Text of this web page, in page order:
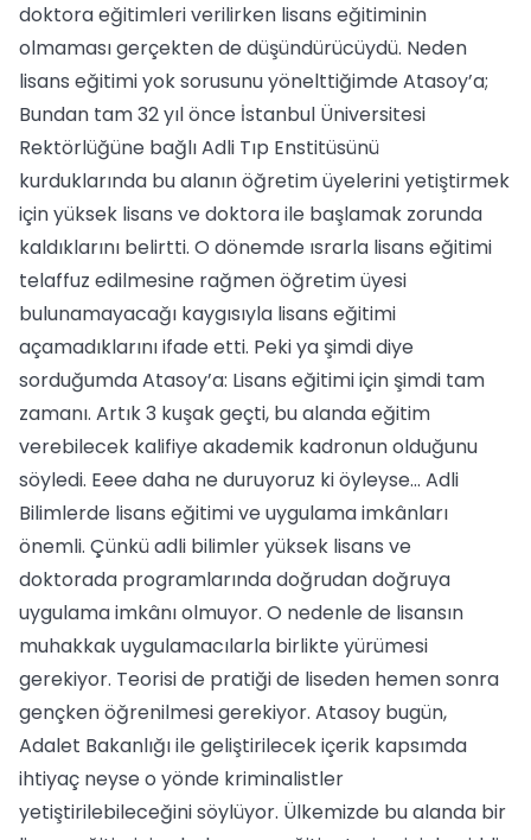
doktora eğitimleri verilirken lisans eğitiminin
olmaması gerçekten de düşündürücüydü. Neden
lisans eğitimi yok sorusunu yönelttiğimde Atasoy’a;
Bundan tam 32 yıl önce İstanbul Üniversitesi
Rektörlüğüne bağlı Adli Tıp Enstitüsünü
kurduklarında bu alanın öğretim üyelerini yetiştirmek
için yüksek lisans ve doktora ile başlamak zorunda
kaldıklarını belirtti. O dönemde ısrarla lisans eğitimi
telaffuz edilmesine rağmen öğretim üyesi
bulunamayacağı kaygısıyla lisans eğitimi
açamadıklarını ifade etti. Peki ya şimdi diye
sorduğumda Atasoy’a: Lisans eğitimi için şimdi tam
zamanı. Artık 3 kuşak geçti, bu alanda eğitim
verebilecek kalifiye akademik kadronun olduğunu
söyledi. Eeee daha ne duruyoruz ki öyleyse... Adli
Bilimlerde lisans eğitimi ve uygulama imkânları
önemli. Çünkü adli bilimler yüksek lisans ve
doktorada programlarında doğrudan doğruya
uygulama imkânı olmuyor. O nedenle de lisansın
muhakkak uygulamacılarla birlikte yürümesi
gerekiyor. Teorisi de pratiği de liseden hemen sonra
gençken öğrenilmesi gerekiyor. Atasoy bugün,
Adalet Bakanlığı ile geliştirilecek içerik kapsımda
ihtiyaç neyse o yönde kriminalistler
yetiştirilebileceğini söylüyor. Ülkemizde bu alanda bir